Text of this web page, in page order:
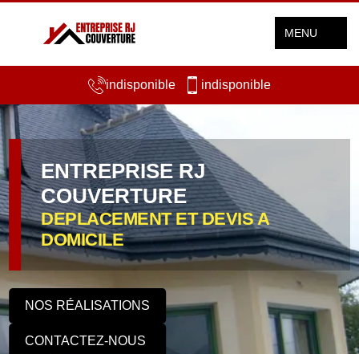
indisponible indisponible
MENU
ENTREPRISE RJ
COUVERTURE
DEPLACEMENT ET DEVIS A
DOMICILE
NOS RÉALISATIONS
CONTACTEZ-NOUS